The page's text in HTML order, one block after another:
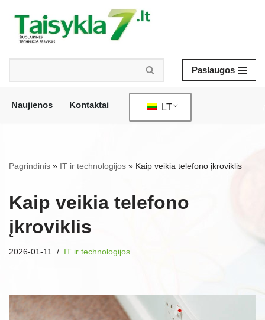
Pereiti
prie
turinio
Paslaugos
Naujienos Kontaktai LT
Pagrindinis » IT ir technologijos » Kaip veikia telefono įkroviklis
Kaip veikia telefono
įkroviklis
2026-01-11 IT ir technologijos